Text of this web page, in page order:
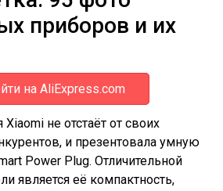
приборов и их
на AliExpress.com
не отстаёт от своих
и презентовала умную
Power Plug. Отличительной
является её компактность,